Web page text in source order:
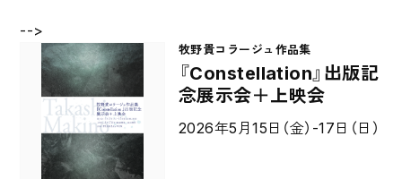
-->
牧野貴コラージュ作品集
『Constellation』出版記
念展示会＋上映会
2026年5月15日（金）-17日（日）